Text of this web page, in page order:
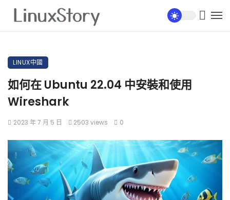
LINUX中國
如何在 Ubuntu 22.04 中安裝和使用
Wireshark
2023 年 7 月 5 日 2503 views 0